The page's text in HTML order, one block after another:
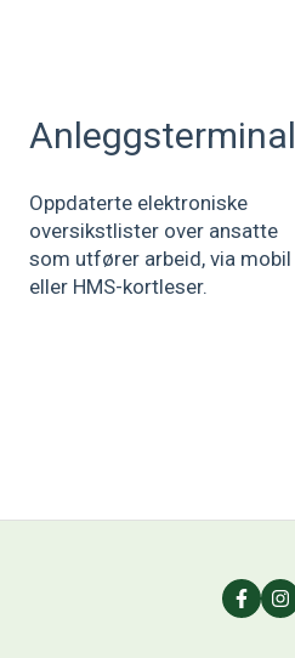
Anleggsterminal
Oppdaterte elektroniske
oversikstlister over ansatte
som utfører arbeid, via mobil
eller HMS-kortleser.